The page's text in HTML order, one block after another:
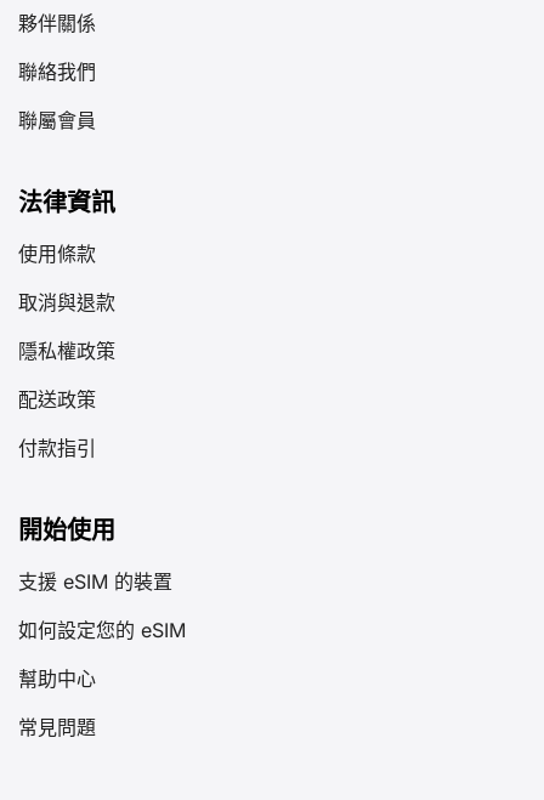
夥伴關係
聯絡我們
聯屬會員
法律資訊
使用條款
取消與退款
隱私權政策
配送政策
付款指引
開始使用
支援 eSIM 的裝置
如何設定您的 eSIM
幫助中心
常見問題